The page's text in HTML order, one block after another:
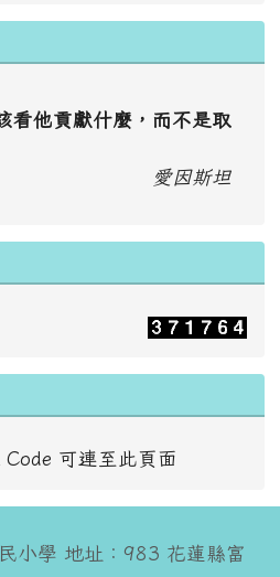
看他貢獻什麼，而不是取
愛因斯坦
小學 地址：983 花蓮縣富